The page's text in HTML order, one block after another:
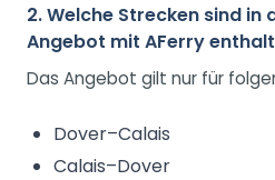
2. Welche Strecken sind in
Angebot mit AFerry
Das Angebot gilt nur für
Dover–Calais
Calais–Dover